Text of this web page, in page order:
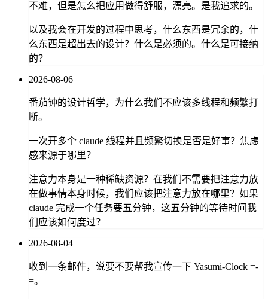
不难，但是怎么把应用做得舒服，漂亮。是我追求的。
以及我会在开发的过程中思考，什么东西是冗余的，什
么东西是超出去的设计？什么是必须的。什么是可接纳
的？
2026-08-06
番茄钟的设计哲学，为什么我们不应该多线程和频繁打
断。
一次开多个 claude 线程并且频繁切换是否是好事？焦虑
感来源于哪里？
注意力本身是一种稀缺资源？在我们不需要把注意力放
在做事情本身时候，我们应该把注意力放在哪里？如果
claude 完成一个任务要五分钟，这五分钟的等待时间我
们应该如何度过？
2026-08-04
收到一条邮件，说要不要帮我宣传一下 Yasumi-Clock =-
=。